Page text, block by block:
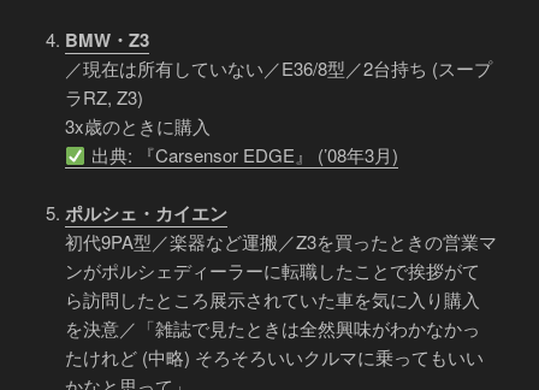
BMW・Z3
／現在は所有していない／E36/8型／2台持ち (スープ
ラRZ, Z3)
3x歳のときに購入
出典: 『Carsensor EDGE』 (’08年3月)
ポルシェ・カイエン
初代9PA型／楽器など運搬／Z3を買ったときの営業マ
ンがポルシェディーラーに転職したことで挨拶がて
ら訪問したところ展示されていた車を気に入り購入
を決意／「雑誌で見たときは全然興味がわかなかっ
たけれど (中略) そろそろいいクルマに乗ってもいい